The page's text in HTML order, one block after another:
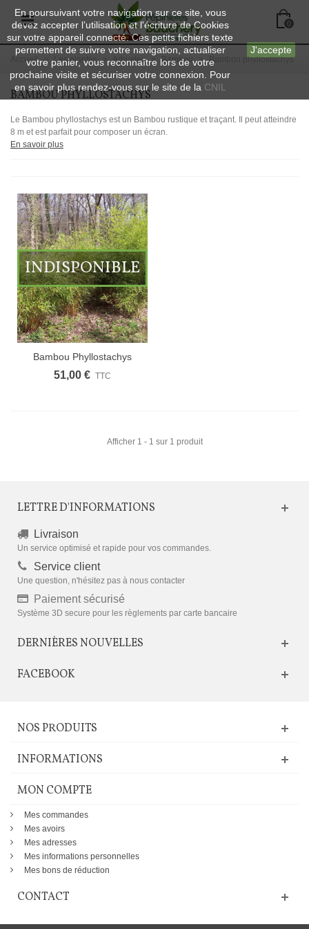
En poursuivant votre navigation sur ce site, vous
devez accepter l’utilisation et l'écriture de Cookies
sur votre appareil connecté. Ces petits fichiers texte
permettent de suivre votre navigation, actualiser
votre panier, vous reconnaître lors de votre
prochaine visite et sécuriser votre connexion. Pour
en savoir plus rendez-vous sur le site de la CNIL
J'accepte
0
Accueil > Les plantes > Arbustes > Bambou > Bambou phyllostachys
BAMBOU PHYLLOSTACHYS
Le Bambou phyllostachys est un Bambou rustique et traçant. Il peut atteindre
8 m et est parfait pour composer un écran.
En savoir plus
INDISPONIBLE
Bambou Phyllostachys
Aurea /...
51,00 € TTC
Afficher 1 - 1 sur 1 produit
LETTRE D'INFORMATIONS
Livraison
Un service optimisé et rapide pour vos commandes.
Service client
Une question, n'hésitez pas à nous contacter
Paiement sécurisé
Système 3D secure pour les règlements par carte bancaire
DERNIÈRES NOUVELLES
FACEBOOK
NOS PRODUITS
INFORMATIONS
MON COMPTE
Mes commandes
Mes avoirs
Mes adresses
Mes informations personnelles
Mes bons de réduction
CONTACT